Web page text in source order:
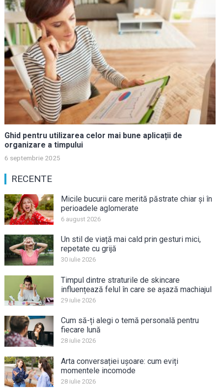
Ghid pentru utilizarea celor mai bune aplicații de
organizare a timpului
6 septembrie 2025
RECENTE
Micile bucurii care merită păstrate chiar și în
perioadele aglomerate
6 august 2026
Un stil de viață mai cald prin gesturi mici,
repetate cu grijă
30 iulie 2026
Timpul dintre straturile de skincare
influențează felul în care se așază machiajul
29 iulie 2026
Cum să-ți alegi o temă personală pentru
fiecare lună
28 iulie 2026
Arta conversației ușoare: cum eviți
momentele incomode
28 iulie 2026